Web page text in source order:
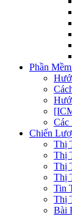
Phần
Các
Chiến
Thị
Thị
Thị
Thị
Tin
Thị
Bài